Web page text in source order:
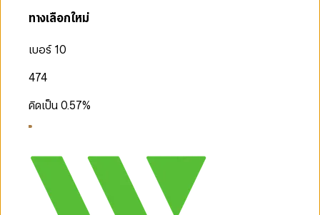
ทางเลือกใหม่
เบอร์ 10
474
คิดเป็น0.57%